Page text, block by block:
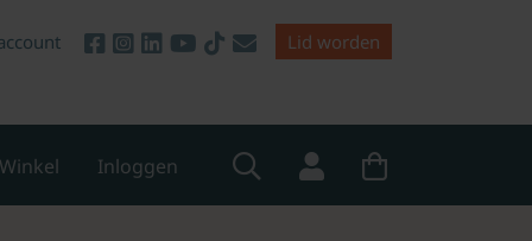
Lid worden
Winkel Inloggen